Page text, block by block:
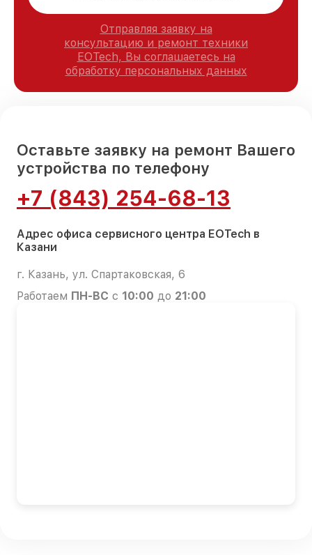
Отправляя заявку на
консультацию и ремонт техники
EOTech, Вы соглашаетесь на
обработку персональных данных
Оставьте заявку на ремонт Вашего
устройства по телефону
+7 (843) 254-68-13
Адрес офиса сервисного центра EOTech в
Казани
г. Казань, ул. Спартаковская, 6
Работаем ПН-ВС с 10:00 до 21:00